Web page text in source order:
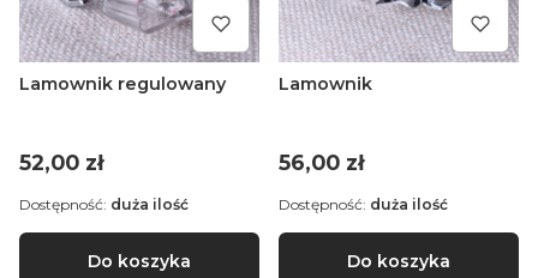
Lamownik regulowany
Cena
52,00 zł
Do koszyka
Dostępność: duża ilość
Lamownik
Cena
56,00 zł
Do koszyka
Dostępność: duża ilość